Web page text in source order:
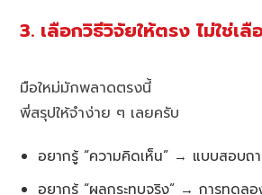
3. เลือกวิธีวิจัยให้ตรง ไม่ใช่เลื
มือใหม่มักพลาดตรงนี้
พี่สรุปให้จำง่าย ๆ เลยครับ
อยากรู้ “ความคิดเห็น” → แบบสอบถ
อยากรู้ “ผลกระทบจริง” → การทดลอ